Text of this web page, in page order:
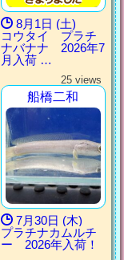
8月1日 (土)
コウタイ プラチ
ナバナナ 2026年7
月入荷 …
25 views
船橋二和
7月30日 (木)
プラチナカムルチ
ー 2026年入荷！